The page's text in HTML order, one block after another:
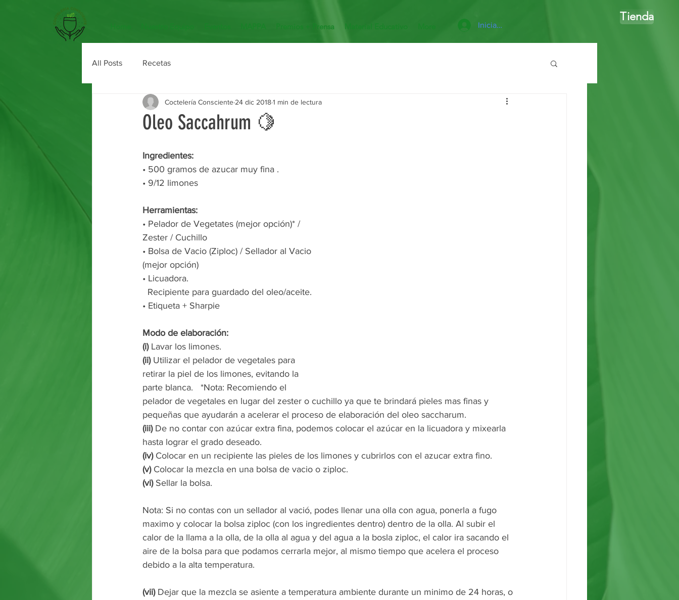
Premios + Prensa Material Educativo
Tienda
Iniciar sesión
All Posts Recetas
Oleo Saccahrum 🍋
Coctelería Consciente 24 dic 20181 min de lectura
Ingredientes:
• 500 gramos de azucar muy fina .
• 9/12 limones
Herramientas:
• Pelador de Vegetates (mejor opción)* /
Zester / Cuchillo
• Bolsa de Vacio (Ziploc) / Sellador al Vacio
(mejor opción)
• Licuadora.
• Etiqueta + Sharpie
Modo de elaboración:
(i) Lavar los limones.
(ii) Utilizar el pelador de vegetales para
retirar la piel de los limones, evitando la
parte blanca.   *Nota: Recomiendo el
pelador de vegetales en lugar del zester o cuchillo ya que te brindará pieles mas finas y
pequeñas que ayudarán a acelerar el proceso de elaboración del oleo saccharum.
(iii) De no contar con azúcar extra fina, podemos colocar el azúcar en la licuadora y mixearla
hasta lograr el grado deseado.
(iv) Colocar en un recipiente las pieles de los limones y cubrirlos con el azucar extra fino.
(v) Colocar la mezcla en una bolsa de vacio o ziploc.
(vi) Sellar la bolsa.
Nota: Si no contas con un sellador al vació, podes llenar una olla con agua, ponerla a fugo
maximo y colocar la bolsa ziploc (con los ingredientes dentro) dentro de la olla. Al subir el
calor de la llama a la olla, de la olla al agua y del agua a la bosla ziploc, el calor ira sacando el
aire de la bolsa para que podamos cerrarla mejor, al mismo tiempo que acelera el proceso
debido a la alta temperatura.
(vii) Dejar que la mezcla se asiente a temperatura ambiente durante un minimo de 24 horas, o